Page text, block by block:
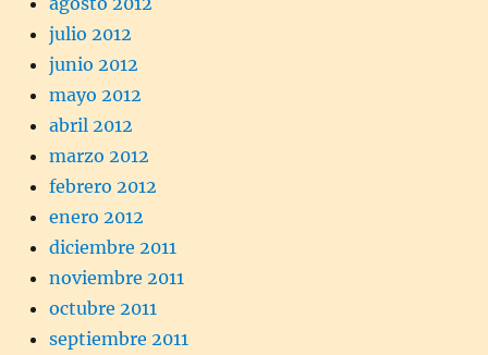
julio 2012
junio 2012
mayo 2012
abril 2012
marzo 2012
febrero 2012
enero 2012
diciembre 2011
noviembre 2011
octubre 2011
septiembre 2011